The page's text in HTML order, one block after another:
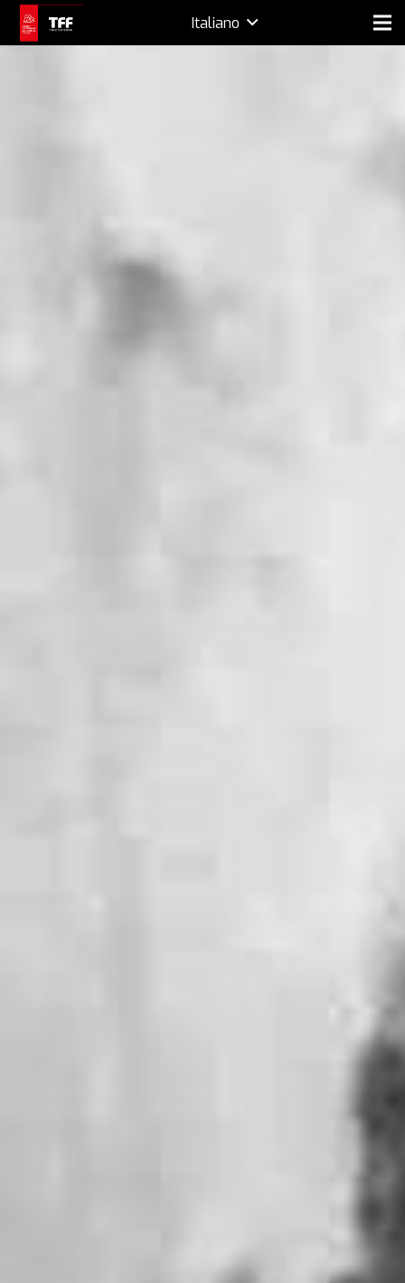
Italiano